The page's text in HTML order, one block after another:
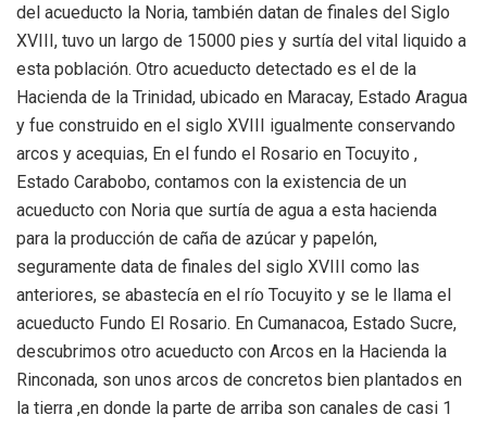
del acueducto la Noria, también datan de finales del Siglo
XVIII, tuvo un largo de 15000 pies y surtía del vital liquido a
esta población. Otro acueducto detectado es el de la
Hacienda de la Trinidad, ubicado en Maracay, Estado Aragua
y fue construido en el siglo XVIII igualmente conservando
arcos y acequias, En el fundo el Rosario en Tocuyito ,
Estado Carabobo, contamos con la existencia de un
acueducto con Noria que surtía de agua a esta hacienda
para la producción de caña de azúcar y papelón,
seguramente data de finales del siglo XVIII como las
anteriores, se abastecía en el río Tocuyito y se le llama el
acueducto Fundo El Rosario. En Cumanacoa, Estado Sucre,
descubrimos otro acueducto con Arcos en la Hacienda la
Rinconada, son unos arcos de concretos bien plantados en
la tierra ,en donde la parte de arriba son canales de casi 1